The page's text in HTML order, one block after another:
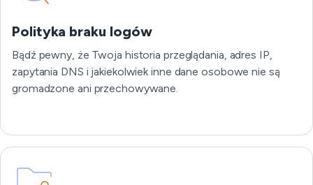
Polityka braku logów
Bądź pewny, że Twoja historia przeglądania, adres IP,
zapytania DNS i jakiekolwiek inne dane osobowe nie są
gromadzone ani przechowywane.